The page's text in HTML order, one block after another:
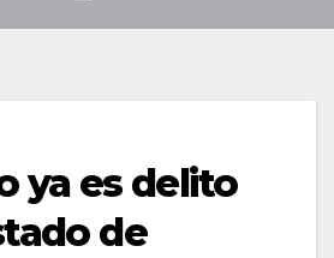
ya es delito
de